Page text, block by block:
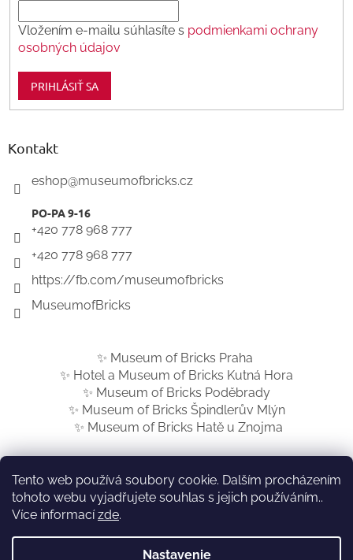
Tento web používá soubory cookie. Dalším procházením
tohoto webu vyjadřujete souhlas s jejich používáním..
Více informacízde.
Nastavenie
Vložením e-mailu súhlasíte s podmienkami ochrany
osobných údajov
PRIHLÁSIŤ SA
Kontakt
eshop@museumofbricks.cz
+420 778 968 777
+420 778 968 777
https://fb.com/museumofbricks
MuseumofBricks
✨ Museum of Bricks Praha
✨ Hotel a Museum of Bricks Kutná Hora
✨ Museum of Bricks Poděbrady
✨ Museum of Bricks Špindlerův Mlýn
✨ Museum of Bricks Hatě u Znojma
Vytvoril Shoptet
Museum of Bricks SK